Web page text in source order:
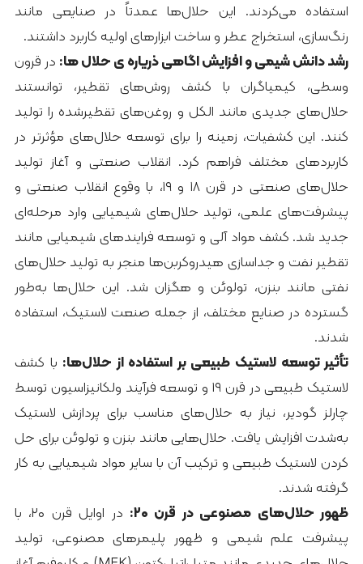
استفاده می‌کردند. این حلال‌ها عمدتاً در صنایعی مانند
رنگ‌سازی، استخراج عطر و ساخت ابزارهای اولیه کاربرد داشتند.
رشد دانش شیمی و افزایش اگاهی ذریاره ی حلال ها:در قرون
وسطی، کیمیاگران با کشف روش‌های تقطیر، توانستند
حلال‌های جدیدی مانند الکل و روغن‌های تقطیرشده را تولید
کنند. این کشفیات، زمینه را برای توسعه حلال‌های مؤثرتر در
کاربردهای مختلف فراهم کرد. انقلاب صنعتی و آغاز تولید
حلال‌های صنعتی در قرن ۱۸ و ۱۹، با وقوع انقلاب صنعتی و
پیشرفت‌های علمی، تولید حلال‌های شیمیایی وارد مرحله‌ای
جدید شد. کشف مواد آلی و توسعه فرایندهای شیمیایی مانند
تقطیر نفت و جداسازی هیدروکربن‌ها منجر به تولید حلال‌های
نفتی مانند بنزن، تولوئن و هگزان شد. این حلال‌ها به‌طور
گسترده در صنایع مختلف، از جمله صنعت لاستیک، استفاده
شدند.
تأثیر توسعه لاستیک طبیعی بر استفاده از حلال‌ها:با کشف
لاستیک طبیعی در قرن ۱۹ و توسعه فرآیند ولکانیزاسیون توسط
چارلز گودیر، نیاز به حلال‌های مناسب برای پردازش لاستیک
به‌شدت افزایش یافت. حلال‌هایی مانند بنزن و تولوئن برای حل
کردن لاستیک طبیعی و ترکیب آن با سایر مواد شیمیایی به کار
گرفته شدند.
ظهور حلال‌های مصنوعی در قرن ۲۰:
در اوایل قرن ۲۰، با
پیشرفت علم شیمی و ظهور پلیمرهای مصنوعی، تولید